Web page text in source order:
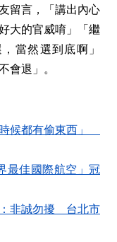
留言，「講出內心
大的官威唷」「繼
當然選到底啊」
會退」。
候都有偷東西」
最佳國際航空」冠
非誠勿擾 台北市